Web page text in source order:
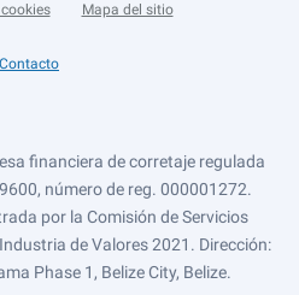
Mapa del sitio
Contacto
financiera de corretaje regulada
número de reg. 000001272.
por la Comisión de Servicios
de Valores 2021. Dirección:
Phase 1, Belize City, Belize.